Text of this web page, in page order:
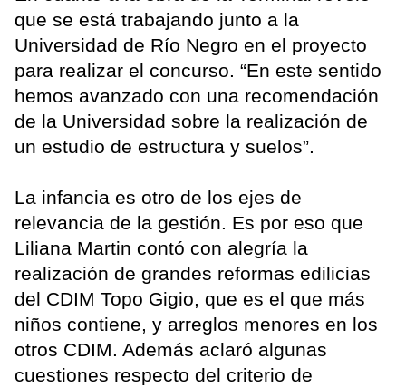
que se está trabajando junto a la
Universidad de Río Negro en el proyecto
para realizar el concurso. “En este sentido
hemos avanzado con una recomendación
de la Universidad sobre la realización de
un estudio de estructura y suelos”.
La infancia es otro de los ejes de
relevancia de la gestión. Es por eso que
Liliana Martin contó con alegría la
realización de grandes reformas edilicias
del CDIM Topo Gigio, que es el que más
niños contiene, y arreglos menores en los
otros CDIM. Además aclaró algunas
cuestiones respecto del criterio de